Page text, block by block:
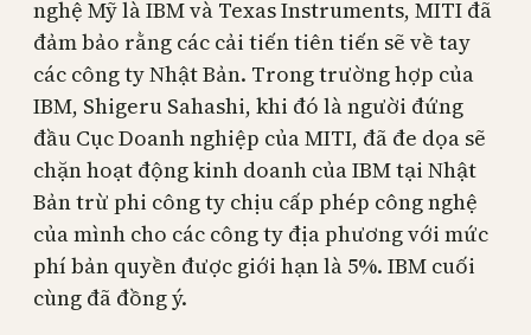
nghệ Mỹ là IBM và Texas Instruments, MITI đã
đảm bảo rằng các cải tiến tiên tiến sẽ về tay
các công ty Nhật Bản. Trong trường hợp của
IBM, Shigeru Sahashi, khi đó là người đứng
đầu Cục Doanh nghiệp của MITI, đã đe dọa sẽ
chặn hoạt động kinh doanh của IBM tại Nhật
Bản trừ phi công ty chịu cấp phép công nghệ
của mình cho các công ty địa phương với mức
phí bản quyền được giới hạn là 5%. IBM cuối
cùng đã đồng ý.